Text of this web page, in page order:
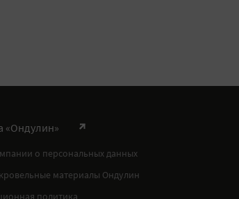
«Ондулин»
о персональных данных
материалы Ондулин